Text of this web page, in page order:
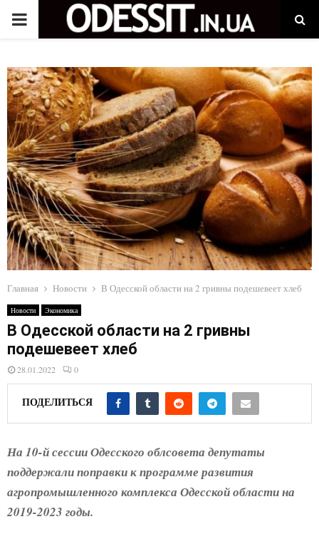
P
I
M
A
R
Y
M
E
N
U
Главная Новости В Одесской области на 2 гривны подешевеет хлеб
Новости Экономика
В Одесской области на 2 гривны
подешевеет хлеб
28.01.2022 0
ПОДЕЛИТЬСЯ
На 10-й сессии Одесского облсовета депутаты
поддержали поправки к программе развития
агропромышленного комплекса Одесской области на
2019-2023 годы.